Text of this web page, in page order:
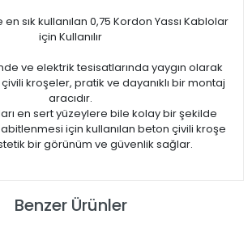
sık kullanılan 0,75 Kordon Yassı Kablolar
için Kullanılır
ve elektrik tesisatlarında yaygın olarak
kroşeler, pratik ve dayanıklı bir montaj
aracıdır.
en sert yüzeylere bile kolay bir şekilde
için kullanılan beton çivili kroşe
bir görünüm ve güvenlik sağlar.
Benzer Ürünler